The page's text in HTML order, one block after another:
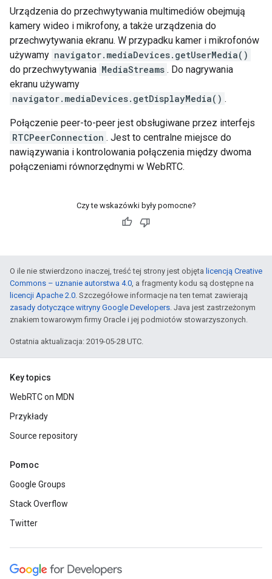
Urządzenia do przechwytywania multimediów obejmują
kamery wideo i mikrofony, a także urządzenia do
przechwytywania ekranu. W przypadku kamer i mikrofonów
używamy navigator.mediaDevices.getUserMedia()
do przechwytywania MediaStreams . Do nagrywania
ekranu używamy
navigator.mediaDevices.getDisplayMedia() .
Połączenie peer-to-peer jest obsługiwane przez interfejs
RTCPeerConnection . Jest to centralne miejsce do
nawiązywania i kontrolowania połączenia między dwoma
połączeniami równorzędnymi w WebRTC.
Czy te wskazówki były pomocne?
O ile nie stwierdzono inaczej, treść tej strony jest objęta licencją Creative
Commons – uznanie autorstwa 4.0, a fragmenty kodu są dostępne na
licencji Apache 2.0. Szczegółowe informacje na ten temat zawierają
zasady dotyczące witryny Google Developers. Java jest zastrzeżonym
znakiem towarowym firmy Oracle i jej podmiotów stowarzyszonych.
Ostatnia aktualizacja: 2019-05-28 UTC.
Key topics
WebRTC on MDN
Przykłady
Source repository
Pomoc
Google Groups
Stack Overflow
Twitter